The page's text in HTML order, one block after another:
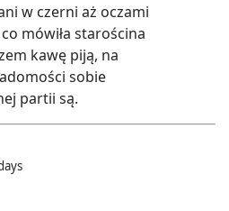
w czerni aż oczami
mówiła starościna
kawę piją, na
sobie
partii są.